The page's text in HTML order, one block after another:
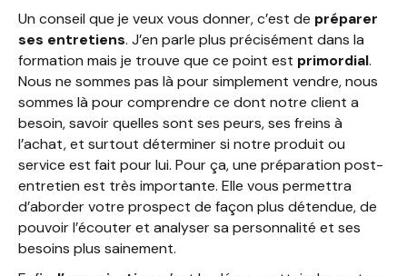
Un conseil que je veux vous donner, c’est de préparer
ses entretiens. J’en parle plus précisément dans la
formation mais je trouve que ce point est primordial.
Nous ne sommes pas là pour simplement vendre, nous
sommes là pour comprendre ce dont notre client a
besoin, savoir quelles sont ses peurs, ses freins à
l’achat, et surtout déterminer si notre produit ou
service est fait pour lui. Pour ça, une préparation post-
entretien est très importante. Elle vous permettra
d’aborder votre prospect de façon plus détendue, de
pouvoir l’écouter et analyser sa personnalité et ses
besoins plus sainement.